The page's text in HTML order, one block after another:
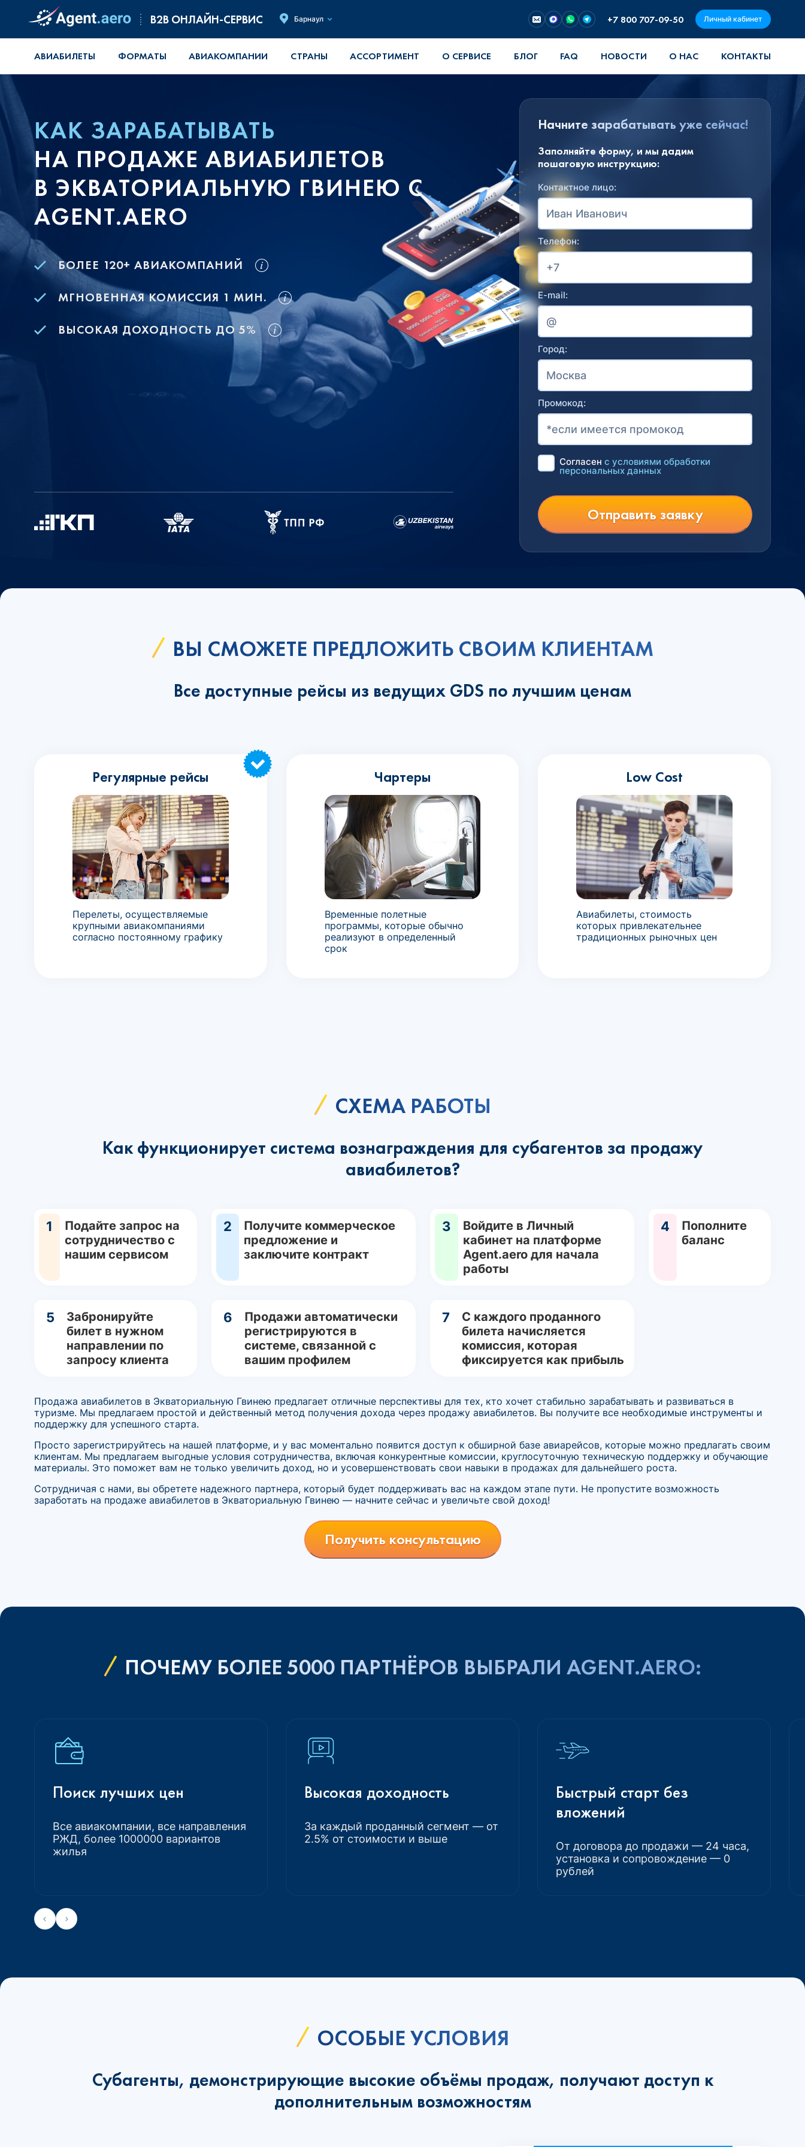
B2B ОНЛАЙН-СЕРВИС Барнаул +7 800 707-09-50 Личный кабинет
АВИАБИЛЕТЫ ФОРМАТЫ АВИАКОМПАНИИ СТРАНЫ АССОРТИМЕНТ О СЕРВИСЕ БЛОГ FAQ НОВОСТИ О НАС КОНТАКТЫ
КАК ЗАРАБАТЫВАТЬ
НА ПРОДАЖЕ АВИАБИЛЕТОВ
В ЭКВАТОРИАЛЬНУЮ ГВИНЕЮ С
AGENT.AERO
БОЛЕЕ 120+ АВИАКОМПАНИЙ
МГНОВЕННАЯ КОМИССИЯ 1 МИН.
ВЫСОКАЯ ДОХОДНОСТЬ ДО 5%
Начните зарабатывать уже сейчас!
Заполняйте форму, и мы дадим
пошаговую инструкцию:
Контактное лицо:
Телефон:
E-mail:
Город:
Промокод:
Согласен с условиями обработки
персональных данных
Отправить заявку
ВЫ СМОЖЕТЕ ПРЕДЛОЖИТЬ СВОИМ КЛИЕНТАМ
Все доступные рейсы из ведущих GDS по лучшим ценам
Регулярные рейсы
Перелеты, осуществляемые
крупными авиакомпаниями
согласно постоянному графику
Чартеры
Временные полетные
программы, которые обычно
реализуют в определенный
срок
Low Cost
Авиабилеты, стоимость
которых привлекательнее
традиционных рыночных цен
СХЕМА РАБОТЫ
Как функционирует система вознаграждения для субагентов за продажу
авиабилетов?
1
Подайте запрос на
сотрудничество с
нашим сервисом
2
Получите коммерческое
предложение и
заключите контракт
3
Войдите в Личный
кабинет на платформе
Agent.aero для начала
работы
4
Пополните
баланс
5
Забронируйте
билет в нужном
направлении по
запросу клиента
6
Продажи автоматически
регистрируются в
системе, связанной с
вашим профилем
7
С каждого проданного
билета начисляется
комиссия, которая
фиксируется как прибыль
Продажа авиабилетов в Экваториальную Гвинею предлагает отличные перспективы для тех, кто хочет стабильно зарабатывать и развиваться в
туризме. Мы предлагаем простой и действенный метод получения дохода через продажу авиабилетов. Вы получите все необходимые инструменты и
поддержку для успешного старта.
Просто зарегистрируйтесь на нашей платформе, и у вас моментально появится доступ к обширной базе авиарейсов, которые можно предлагать своим
клиентам. Мы предлагаем выгодные условия сотрудничества, включая конкурентные комиссии, круглосуточную техническую поддержку и обучающие
материалы. Это поможет вам не только увеличить доход, но и усовершенствовать свои навыки в продажах для дальнейшего роста.
Сотрудничая с нами, вы обретете надежного партнера, который будет поддерживать вас на каждом этапе пути. Не пропустите возможность
заработать на продаже авиабилетов в Экваториальную Гвинею — начните сейчас и увеличьте свой доход!
Получить консультацию
ПОЧЕМУ БОЛЕЕ 5000 ПАРТНЁРОВ ВЫБРАЛИ AGENT.AERO:
Поиск лучших цен
Все авиакомпании, все направления
РЖД, более 1000000 вариантов
жилья
Высокая доходность
За каждый проданный сегмент — от
2.5% от стоимости и выше
Быстрый старт без
вложений
От договора до продажи — 24 часа,
установка и сопровождение — 0
рублей
ОСОБЫЕ УСЛОВИЯ
Субагенты, демонстрирующие высокие объёмы продаж, получают доступ к
дополнительным возможностям